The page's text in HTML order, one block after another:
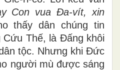
Con vua Đa-vít, xin
thấy dân chúng tin
Thế, là Đấng khôi
tộc. Nhưng khi Đức
người mù được sáng